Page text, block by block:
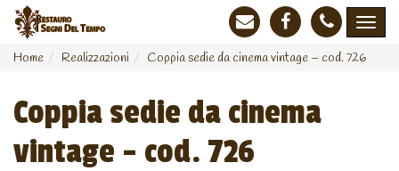
Home Realizzazioni Coppia sedie da cinema vintage – cod. 726
Coppia sedie da cinema
vintage – cod. 726